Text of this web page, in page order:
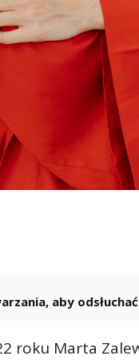
aby
roku Marta